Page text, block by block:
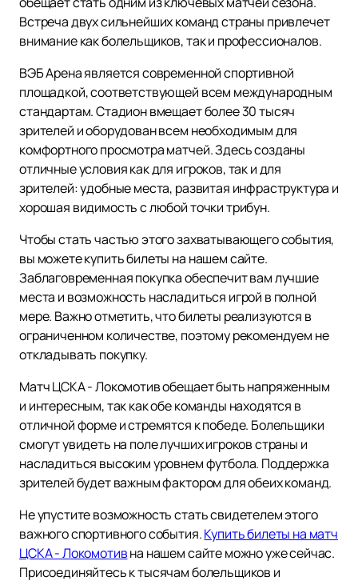
Встреча двух сильнейших команд страны привлечет
внимание как болельщиков, так и профессионалов.
ВЭБ Арена является современной спортивной
площадкой, соответствующей всем международным
стандартам. Стадион вмещает более 30 тысяч
зрителей и оборудован всем необходимым для
комфортного просмотра матчей. Здесь созданы
отличные условия как для игроков, так и для
зрителей: удобные места, развитая инфраструктура и
хорошая видимость с любой точки трибун.
Чтобы стать частью этого захватывающего события,
вы можете купить билеты на нашем сайте.
Заблаговременная покупка обеспечит вам лучшие
места и возможность насладиться игрой в полной
мере. Важно отметить, что билеты реализуются в
ограниченном количестве, поэтому рекомендуем не
откладывать покупку.
Матч ЦСКА - Локомотив обещает быть напряженным
и интересным, так как обе команды находятся в
отличной форме и стремятся к победе. Болельщики
смогут увидеть на поле лучших игроков страны и
насладиться высоким уровнем футбола. Поддержка
зрителей будет важным фактором для обеих команд.
Не упустите возможность стать свидетелем этого
важного спортивного события.Купить билеты на матч
ЦСКА - Локомотивна нашем сайте можно уже сейчас.
Присоединяйтесь к тысячам болельщиков и